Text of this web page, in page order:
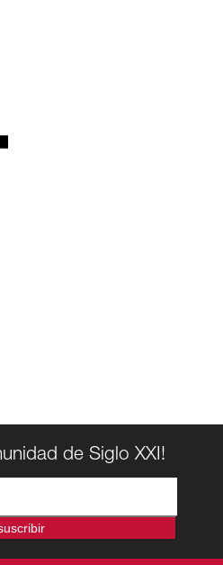
de Siglo XXI!